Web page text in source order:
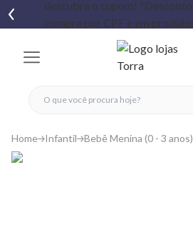
fechar menu
fechar menu
favoritos
Home Infantil Bebê Menina (0 - 3 anos)